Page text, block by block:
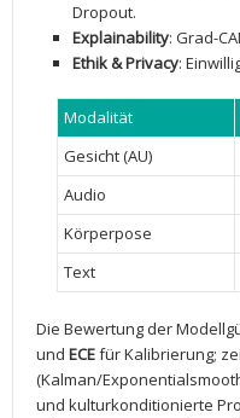
Dropout.
Explainability: Grad-
Ethik & ‌Privacy:
Modalität
Gesicht ⁢(AU)
Audio
Körperpose
Text
Die Bewertung der
und ECEfür Kalibrierung;
(Kalman/
und kulturkonditionierte‍